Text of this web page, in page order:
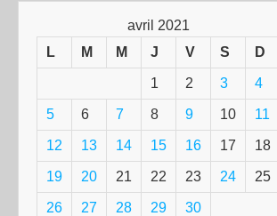
avril 2021
L
M M J V S D
1 2 3 4
5 6 7 8 9 10 11
12 13 14 15 16 17 18
19 20 21 22 23 24 25
26 27 28 29 30